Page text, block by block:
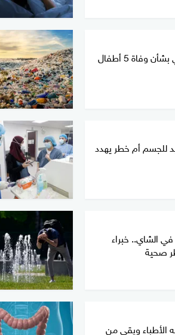
مصر.. بيان رسمي بشأن وفاة 5 أطفال
للجسم أم خطر يهدد
الشاي.. خبراء
صحية
الأطباء ويقي من